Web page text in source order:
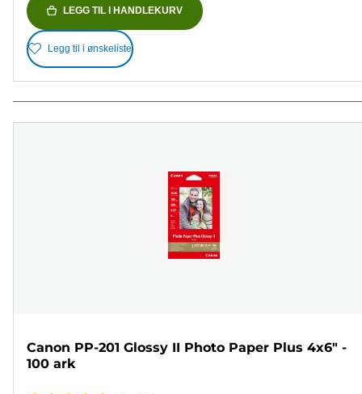
LEGG TIL I HANDLEKURV
Legg til i ønskeliste
Canon PP-201 Glossy II Photo Paper Plus 4x6" -
100 ark